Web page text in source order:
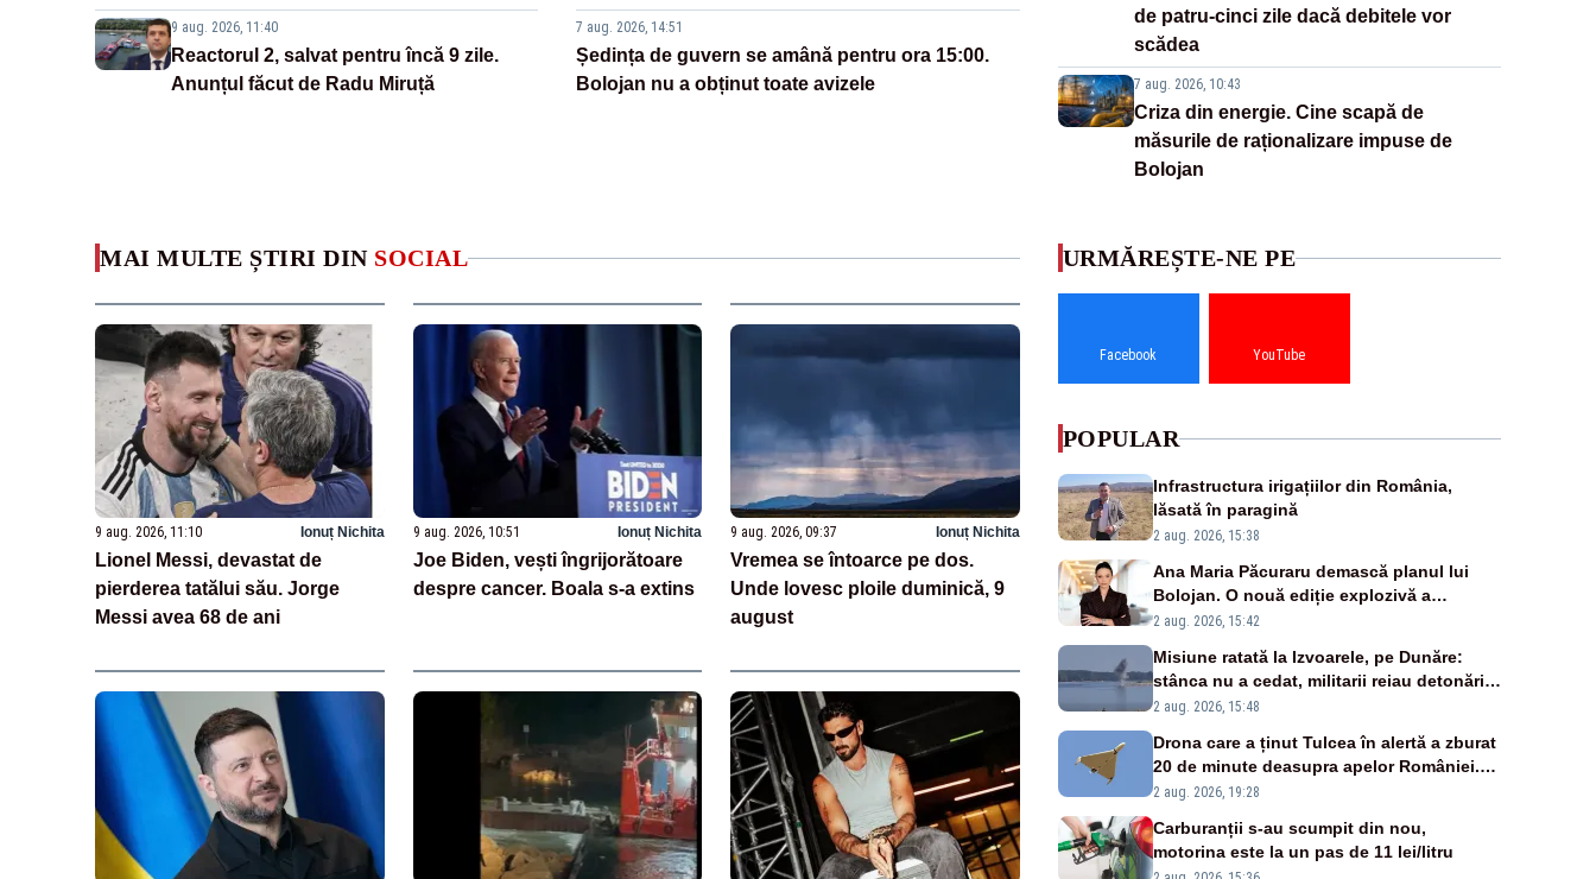
9 aug. 2026, 11:40
Reactorul 2, salvat pentru încă 9 zile.
Anunțul făcut de Radu Miruță
7 aug. 2026, 14:51
Ședința de guvern se amână pentru ora 15:00.
Bolojan nu a obținut toate avizele
de patru-cinci zile dacă debitele vor
scădea
7 aug. 2026, 10:43
Criza din energie. Cine scapă de
măsurile de raționalizare impuse de
Bolojan
MAI MULTE ȘTIRI DIN SOCIAL
9 aug. 2026, 11:10 Ionuț Nichita
Lionel Messi, devastat de
pierderea tatălui său. Jorge
Messi avea 68 de ani
9 aug. 2026, 10:51 Ionuț Nichita
Joe Biden, vești îngrijorătoare
despre cancer. Boala s-a extins
9 aug. 2026, 09:37 Ionuț Nichita
Vremea se întoarce pe dos.
Unde lovesc ploile duminică, 9
august
URMĂREȘTE-NE PE
Facebook YouTube
POPULAR
Infrastructura irigațiilor din România,
lăsată în paragină
2 aug. 2026, 15:38
Ana Maria Păcuraru demască planul lui
Bolojan. O nouă ediție explozivă a
emisiunii „Miza Zilei” la Realitatea PLUS
2 aug. 2026, 15:42
Misiune ratată la Izvoarele, pe Dunăre:
stânca nu a cedat, militarii reiau detonările
luni – VIDEO
2 aug. 2026, 15:48
Drona care a ținut Tulcea în alertă a zburat
20 de minute deasupra apelor României.
Au fost ridicate două F-16
2 aug. 2026, 19:28
Carburanții s-au scumpit din nou,
motorina este la un pas de 11 lei/litru